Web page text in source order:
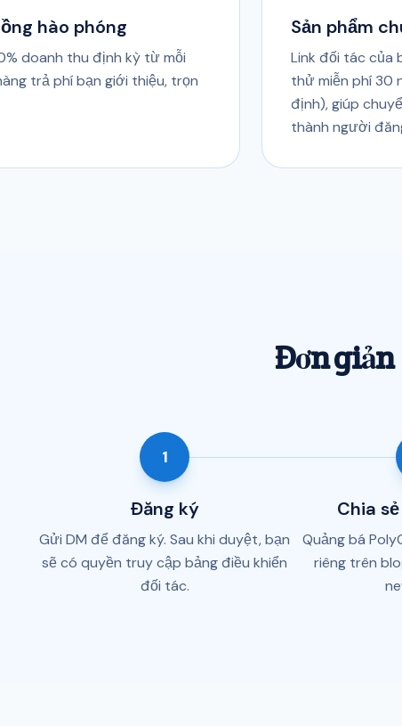
hào phóng
doanh thu định kỳ từ mỗi
trả phí bạn giới thiệu, trọn
Sản phẩm
Link đối tác của
thử miễn phí 30
định), giúp
thành người
Đơn giản
1
Đăng ký
Gửi DM để đăng ký. Sau khi duyệt, bạn
sẽ có quyền truy cập bảng điều khiển
đối tác.
Chia
Quảng bá
riêng trên